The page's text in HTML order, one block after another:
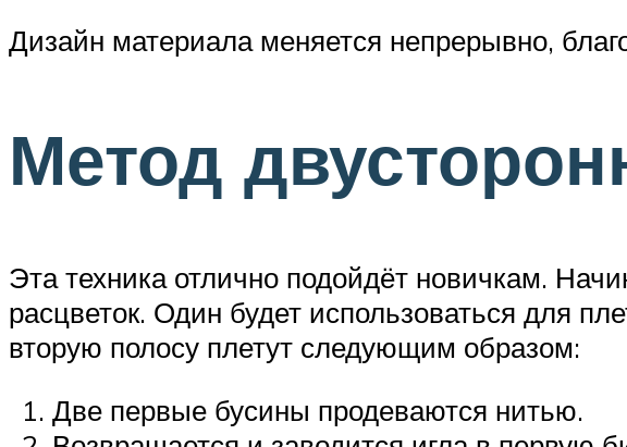
Дизайн материала меняется непрерывно,
Метод
Эта техника отлично подойдёт новичкам.
расцветок. Один будет использоваться для
вторую полосу плетут следующим образом:
Две первые бусины продеваются нитью.